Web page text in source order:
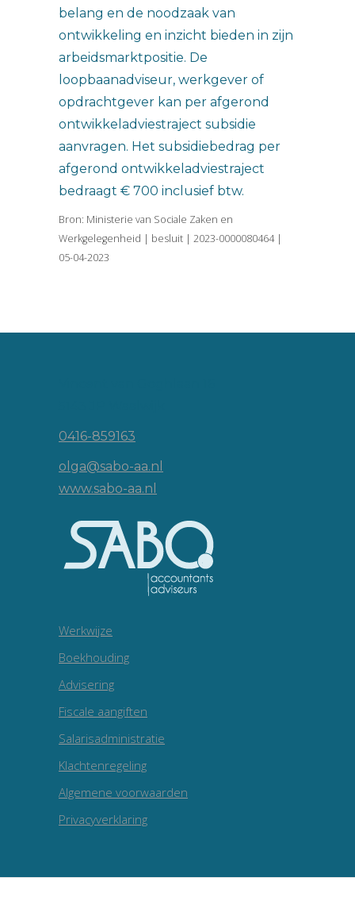
belang en de noodzaak van
ontwikkeling en inzicht bieden in zijn
arbeidsmarktpositie. De
loopbaanadviseur, werkgever of
opdrachtgever kan per afgerond
ontwikkeladviestraject subsidie
aanvragen. Het subsidiebedrag per
afgerond ontwikkeladviestraject
bedraagt € 700 inclusief btw.
Bron: Ministerie van Sociale Zaken en
Werkgelegenheid | besluit | 2023-0000080464 |
05-04-2023
0416-859163
olga@sabo-aa.nl
www.sabo-aa.nl
Werkwijze
Boekhouding
Advisering
Fiscale aangiften
Salarisadministratie
Klachtenregeling
Algemene voorwaarden
Privacyverklaring